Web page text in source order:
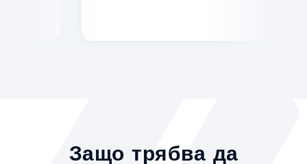
Защо трябва да